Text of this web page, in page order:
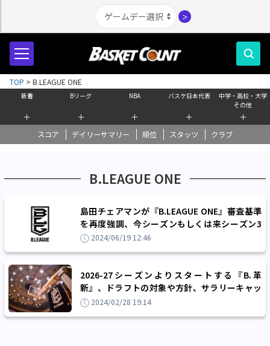
＞
新着
＋
Bリーグ
＋
NBA
＋
バスケ日本代表
＋
中学・高校・大学
その他
＋
スコア デイリーサマリー 順位 スタッツ クラブ
TOP > B.LEAGUE ONE
B.LEAGUE ONE
島田チェアマンが『B.LEAGUE ONE』審査基準
を再度強調、今シーズンもしくは来シーズン3
月時点で平均入場者数1500名以上がボーダー
2024/06/19 12:46
2026-27シーズンよりスタートする『B.革
新』、ドラフトの対象や方針、サラリーキャッ
プなど詳細が明らかに
2024/02/28 19:14